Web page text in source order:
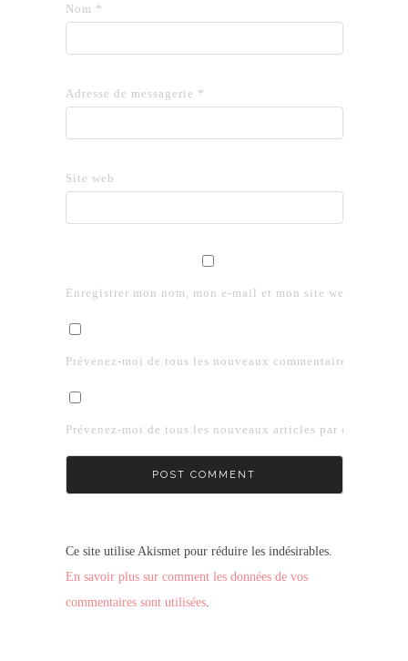
Nom *
Adresse de messagerie *
Site web
Enregistrer mon nom, mon e-mail et mon site web dans le
Prévenez-moi de tous les nouveaux commentaires par e-
Prévenez-moi de tous les nouveaux articles par e-mail.
Ce site utilise Akismet pour réduire les indésirables.
En savoir plus sur comment les données de vos
commentaires sont utilisées.